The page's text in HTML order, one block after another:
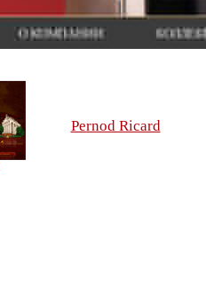
Pernod Ricard